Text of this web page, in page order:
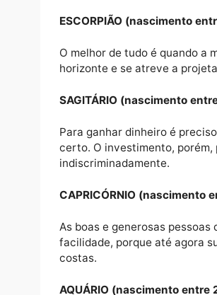
qualificadas ajudando e
LIBRA (nascimento entre
Um traço de boa sorte
atrevendo a tomar mais
passar despercebida.
ESCORPIÃO (nascimento
O melhor de tudo é
horizonte e se atreve a
SAGITÁRIO (nascimento